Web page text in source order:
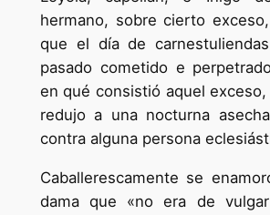
hermano, sobre cierto
que el día de
pasado cometido e
en qué consistió aquel
redujo a una nocturna
contra alguna persona
Caballerescamente se
dama que «no era de